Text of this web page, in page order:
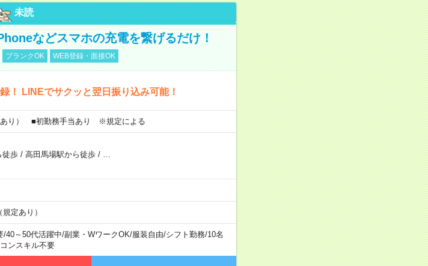
未読
などスマホの充電を繋げるだけ！
ブランクOK WEB登録・面接OK
！ LINEでサクッと翌日振り込み可能！
り） ■初勤務手当あり ※規定による
徒歩/ 高田馬場駅から徒歩/
定あり）
/40～50代活躍中/副業・WワークOK/服装自由/シフト勤務/10名
ンスキル不要